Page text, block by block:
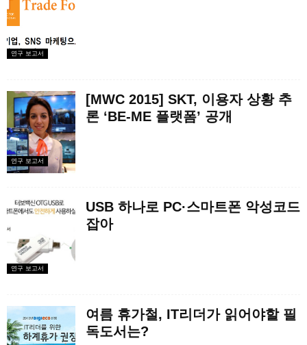
연구 보고서
연구 보고서
[MWC 2015] SKT, 이용자 상황 추
론 ‘BE-ME 플랫폼’ 공개
연구 보고서
USB 하나로 PC·스마트폰 악성코드
잡아
여름 휴가철, IT리더가 읽어야할 필
독도서는?